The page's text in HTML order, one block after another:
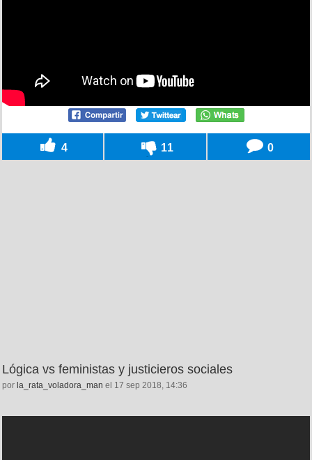
4 11 0
Lógica vs feministas y justicieros sociales
por la_rata_voladora_man el 17 sep 2018, 14:36